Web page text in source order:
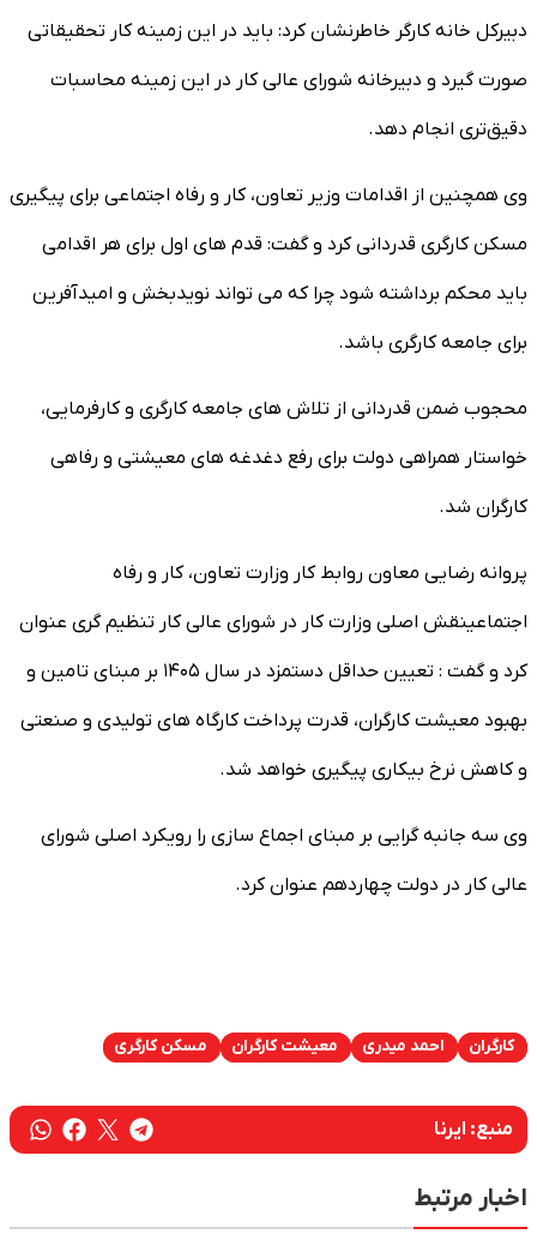
دبیرکل خانه کارگر خاطرنشان کرد: باید در این زمینه کار تحقیقاتی
صورت گیرد و دبیرخانه شورای عالی کار در این زمینه محاسبات
دقیق‌تری انجام دهد.
وی همچنین از اقدامات وزیر تعاون، کار و رفاه اجتماعی برای پیگیری
مسکن کارگری قدردانی کرد و گفت: قدم های اول برای هر اقدامی
باید محکم برداشته شود چرا که می تواند نویدبخش و امیدآفرین
برای جامعه کارگری باشد.
محجوب ضمن قدردانی از تلاش های جامعه کارگری و کارفرمایی،
خواستار همراهی دولت برای رفع دغدغه های معیشتی و رفاهی
کارگران شد.
پروانه رضایی معاون روابط کار وزارت تعاون، کار و رفاه
اجتماعینقش اصلی وزارت کار در شورای عالی کار تنظیم گری عنوان
کرد و گفت : تعیین حداقل دستمزد در سال ۱۴۰۵ بر مبنای تامین و
بهبود معیشت کارگران، قدرت پرداخت کارگاه های تولیدی و صنعتی
و کاهش نرخ بیکاری پیگیری خواهد شد.
وی سه جانبه گرایی بر مبنای اجماع سازی را رویکرد اصلی شورای
عالی کار در دولت چهاردهم عنوان کرد.
کارگران احمد میدری معیشت کارگران مسکن کارگری
منبع: ایرنا
اخبار مرتبط